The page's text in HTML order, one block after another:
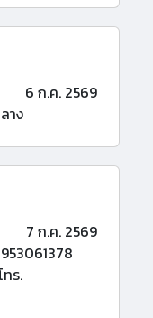
6 ก.ค. 2569
าง
7 ก.ค. 2569
ร.